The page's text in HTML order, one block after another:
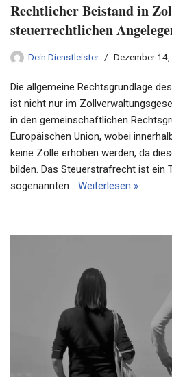
Rechtlicher Beistand in
steuerrechtlichen
Dein Dienstleister Dezember
Die allgemeine Rechtsgrundlage
ist nicht nur im
in den gemeinschaftlichen
Europäischen Union, wobei
keine Zölle erhoben werden, da
bilden. Das Steuerstrafrecht ist ein
sogenannten… Weiterlesen »